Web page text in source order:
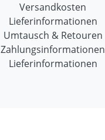
Versandkosten
Lieferinformationen
Umtausch & Retouren
Zahlungsinformationen
Lieferinformationen